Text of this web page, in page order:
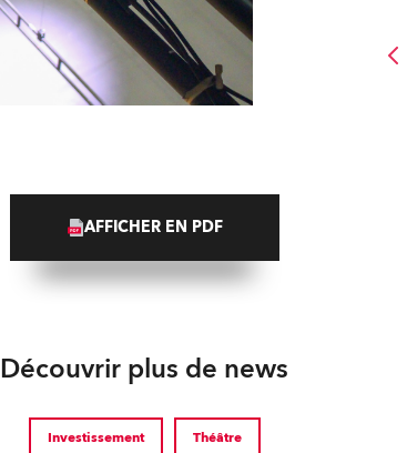
AFFICHER EN PDF
Découvrir plus de news
Investissement Théâtre